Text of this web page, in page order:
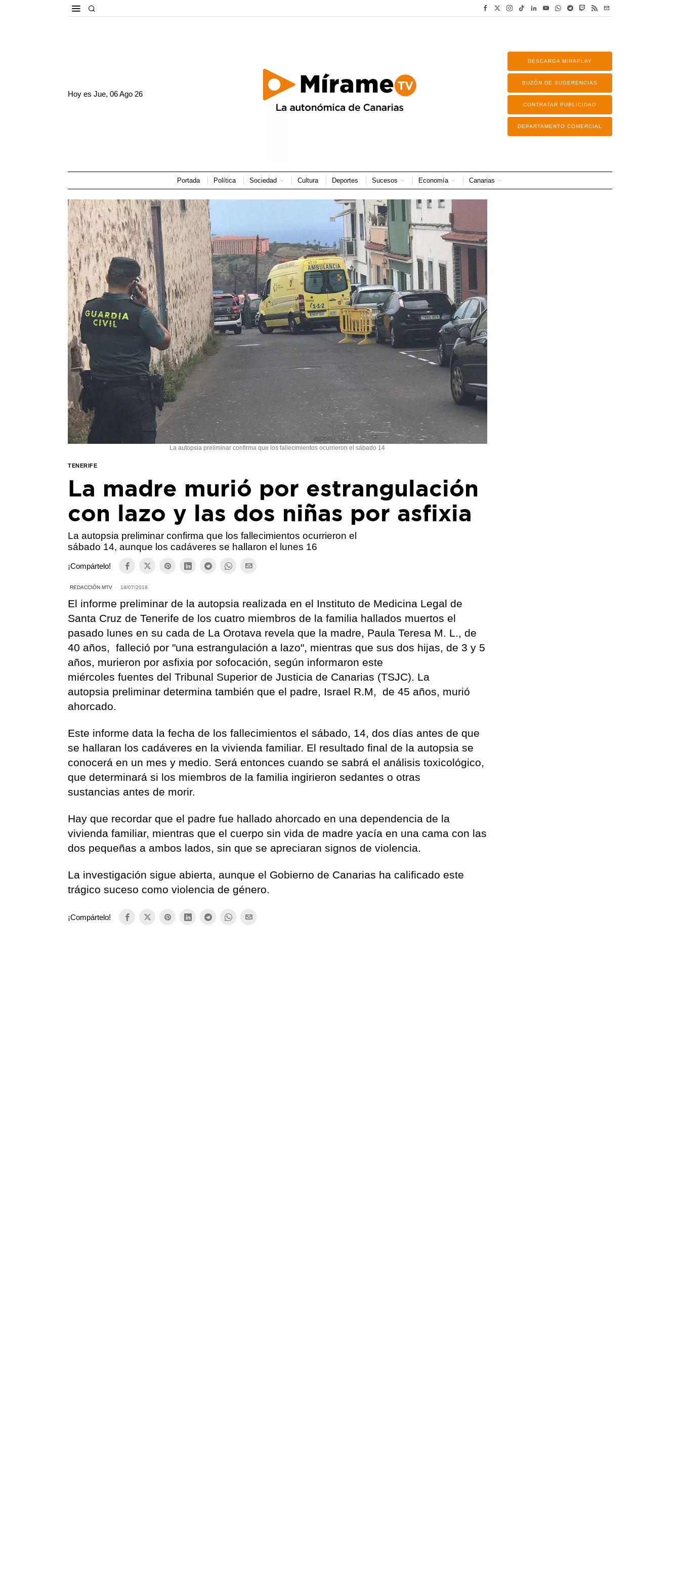
Hoy esJue, 06 Ago 26
DESCARGA MIRAPLAY
BUZÓN DE SUGERENCIAS
CONTRATAR PUBLICIDAD
DEPARTAMENTO COMERCIAL
Portada Política Sociedad Cultura Deportes Sucesos Economía Canarias
La autopsia preliminar confirma que los fallecimientos ocurrieron el sábado 14
TENERIFE
La madre murió por estrangulación
con lazo y las dos niñas por asfixia
La autopsia preliminar confirma que los fallecimientos ocurrieron el
sábado 14, aunque los cadáveres se hallaron el lunes 16
¡Compártelo!
REDACCIÓN MTV 18/07/2018
El informe preliminar de la autopsia realizada en el Instituto de Medicina Legal de
Santa Cruz de Tenerife de los cuatro miembros de la familia hallados muertos el
pasado lunes en su cada de La Orotava revela que la madre, Paula Teresa M. L., de
40 años, falleció por "una estrangulación a lazo", mientras que sus dos hijas, de 3 y 5
años, murieron por asfixia por sofocación, según informaron este
miércoles fuentes del Tribunal Superior de Justicia de Canarias (TSJC). La
autopsia preliminar determina también que el padre, Israel R.M, de 45 años, murió
ahorcado.
Este informe data la fecha de los fallecimientos el sábado, 14, dos días antes de que
se hallaran los cadáveres en la vivienda familiar. El resultado final de la autopsia se
conocerá en un mes y medio. Será entonces cuando se sabrá el análisis toxicológico,
que determinará si los miembros de la familia ingirieron sedantes o otras
sustancias antes de morir.
Hay que recordar que el padre fue hallado ahorcado en una dependencia de la
vivienda familiar, mientras que el cuerpo sin vida de madre yacía en una cama con las
dos pequeñas a ambos lados, sin que se apreciaran signos de violencia.
La investigación sigue abierta, aunque el Gobierno de Canarias ha calificado este
trágico suceso como violencia de género.
¡Compártelo!